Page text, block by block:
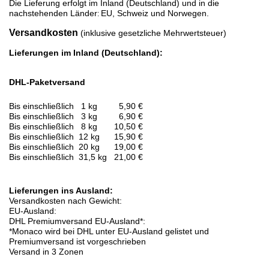
Die Lieferung erfolgt im Inland (Deutschland) und in die
nachstehenden Länder: EU, Schweiz und Norwegen.
Versandkosten (inklusive gesetzliche Mehrwertsteuer)
Lieferungen im Inland (Deutschland):
DHL-Paketversand
Bis einschließlich 1 kg 5,90 €
Bis einschließlich 3 kg 6,90 €
Bis einschließlich 8 kg 10,50 €
Bis einschließlich 12 kg 15,90 €
Bis einschließlich 20 kg 19,00 €
Bis einschließlich 31,5 kg 21,00 €
Lieferungen ins Ausland:
Versandkosten nach Gewicht:
EU-Ausland:
DHL Premiumversand EU-Ausland*:
*Monaco wird bei DHL unter EU-Ausland gelistet und
Premiumversand ist vorgeschrieben
Versand in 3 Zonen